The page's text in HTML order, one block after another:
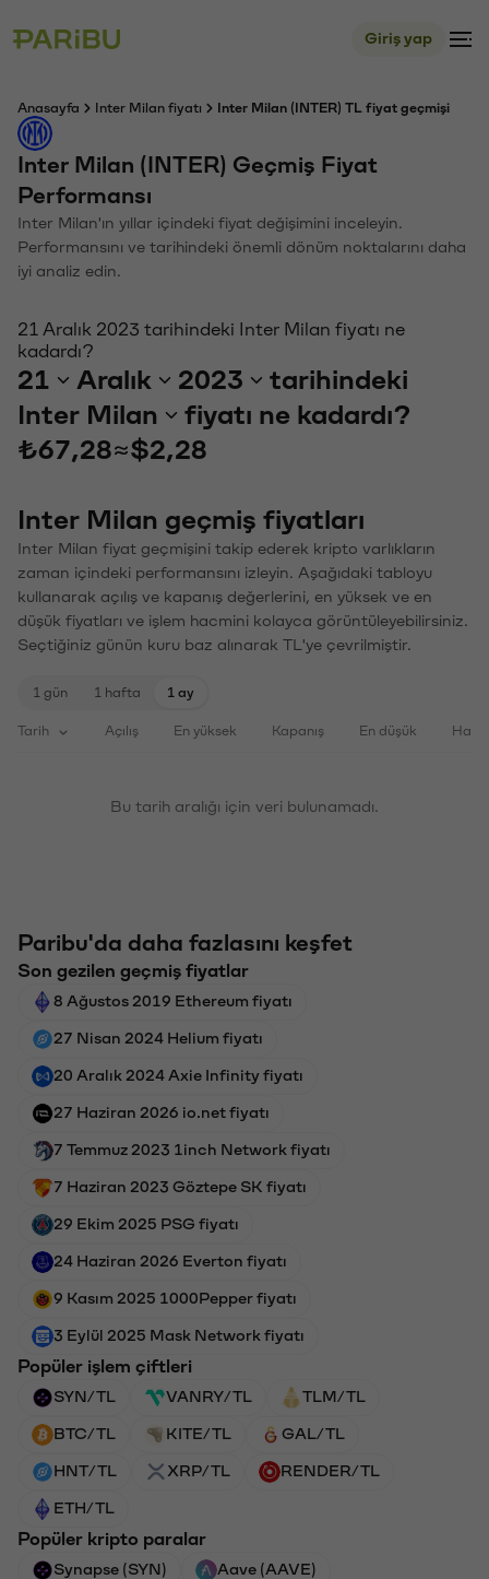
Giriş yap
Anasayfa Inter Milan fiyatı Inter Milan (INTER) TL fiyat geçmişi
Inter Milan (INTER) Geçmiş Fiyat
Performansı
Inter Milan'ın yıllar içindeki fiyat değişimini inceleyin.
Performansını ve tarihindeki önemli dönüm noktalarını daha
iyi analiz edin.
21 Aralık 2023 tarihindeki Inter Milan fiyatı ne
kadardı?
21 Aralık 2023
tarihindeki
Inter Milan
fiyatı ne kadardı?
₺67,28≈$2,28
Inter Milan geçmiş fiyatları
Inter Milan fiyat geçmişini takip ederek kripto varlıkların
zaman içindeki performansını izleyin. Aşağıdaki tabloyu
kullanarak açılış ve kapanış değerlerini, en yüksek ve en
düşük fiyatları ve işlem hacmini kolayca görüntüleyebilirsiniz.
Seçtiğiniz günün kuru baz alınarak TL'ye çevrilmiştir.
1 gün 1 hafta 1 ay
Tarih Açılış En yüksek Kapanış En düşük
Bu tarih aralığı için veri bulunamadı.
Paribu'da daha fazlasını keşfet
Son gezilen geçmiş fiyatlar
8 Ağustos 2019 Ethereum fiyatı
27 Nisan 2024 Helium fiyatı
20 Aralık 2024 Axie Infinity fiyatı
27 Haziran 2026 io.net fiyatı
7 Temmuz 2023 1inch Network fiyatı
7 Haziran 2023 Göztepe SK fiyatı
29 Ekim 2025 PSG fiyatı
24 Haziran 2026 Everton fiyatı
9 Kasım 2025 1000Pepper fiyatı
3 Eylül 2025 Mask Network fiyatı
Popüler işlem çiftleri
SYN/TL VANRY/TL TLM/TL
BTC/TL KITE/TL GAL/TL
HNT/TL XRP/TL RENDER/TL
ETH/TL
Popüler kripto paralar
Synapse (SYN) Aave (AAVE)